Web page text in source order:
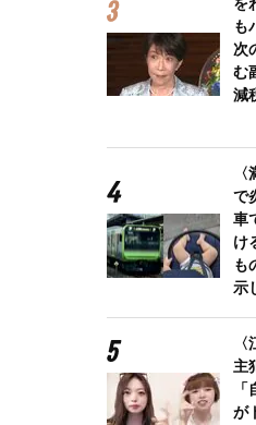
も
次
む
減
で
車
け
も
示
主
が